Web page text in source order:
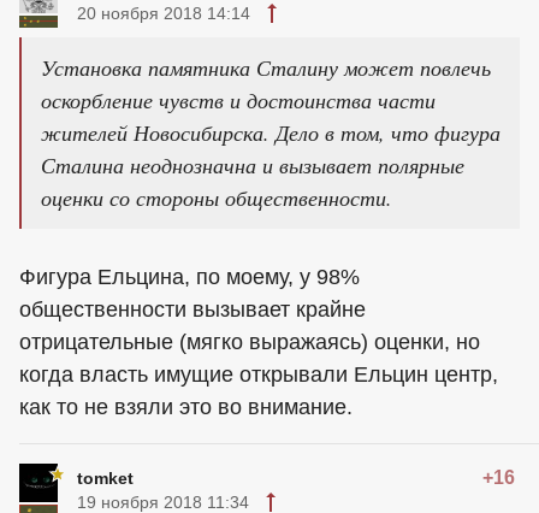
20 ноября 2018 14:14
Установка памятника Сталину может повлечь
оскорбление чувств и достоинства части
жителей Новосибирска. Дело в том, что фигура
Сталина неоднозначна и вызывает полярные
оценки со стороны общественности.
Фигура Ельцина, по моему, у 98%
общественности вызывает крайне
отрицательные (мягко выражаясь) оценки, но
когда власть имущие открывали Ельцин центр,
как то не взяли это во внимание.
tomket +16
19 ноября 2018 11:34